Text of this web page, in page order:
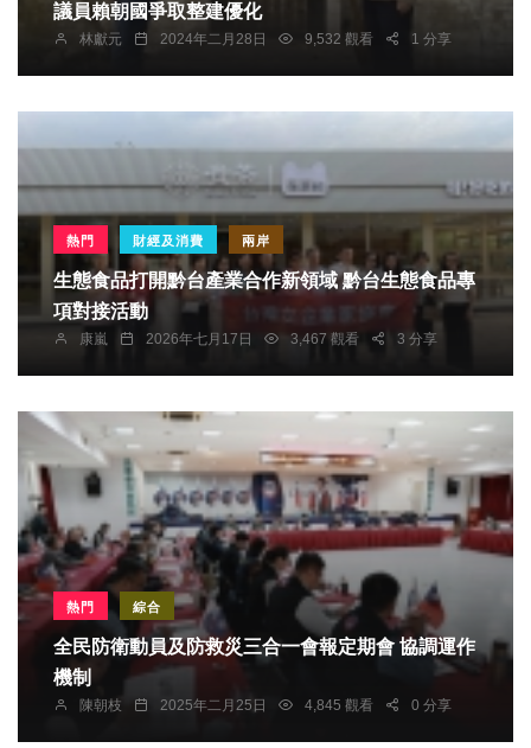
議員賴朝國爭取整建優化
林獻元 2024年二月28日 9,532 觀看 1 分享
熱門 財經及消費 兩岸
生態食品打開黔台產業合作新領域 黔台生態食品專
項對接活動
康嵐 2026年七月17日 3,467 觀看 3 分享
熱門 綜合
全民防衛動員及防救災三合一會報定期會 協調運作
機制
陳朝枝 2025年二月25日 4,845 觀看 0 分享